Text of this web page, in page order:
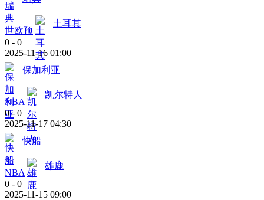
世欧预
土耳其
0 - 0
2025-11-16 01:00
保加利亚
NBA
凯尔特人
0 - 0
2025-11-17 04:30
快船
NBA
雄鹿
0 - 0
2025-11-15 09:00